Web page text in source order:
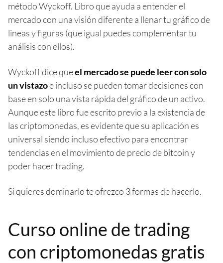
método Wyckoff. Libro que ayuda a entender el
mercado con una visión diferente a llenar tu gráfico de
lineas y figuras (que igual puedes complementar tu
análisis con ellos).
Wyckoff dice queel mercado se puede leer con solo
un vistazoe incluso se pueden tomar decisiones con
base en solo una vista rápida del gráfico de un activo.
Aunque este libro fue escrito previo a la existencia de
las criptomonedas, es evidente que su aplicación es
universal siendo incluso efectivo para encontrar
tendencias en el movimiento de precio de bitcoin y
poder hacer trading.
Si quieres dominarlo te ofrezco 3 formas de hacerlo.
Curso online de trading
con criptomonedas gratis